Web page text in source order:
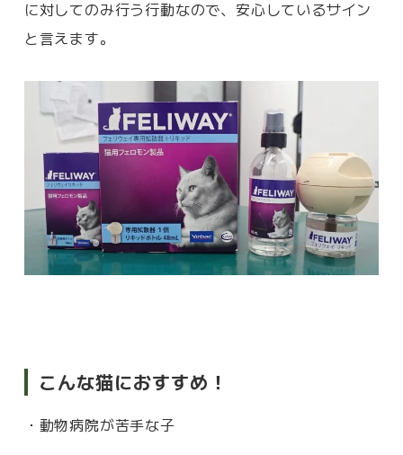
に対してのみ行う行動なので、安心しているサイン
と言えます。
こんな猫におすすめ！
・動物病院が苦手な子